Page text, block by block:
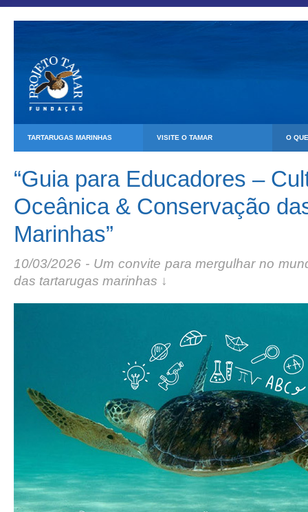
TARTARUGAS MARINHAS VISITE O TAMAR O
“Guia para Educadores –
Oceânica & Conservação
Marinhas”
10/03/2026 - Um convite para mergulhar no
das tartarugas marinhas ↓